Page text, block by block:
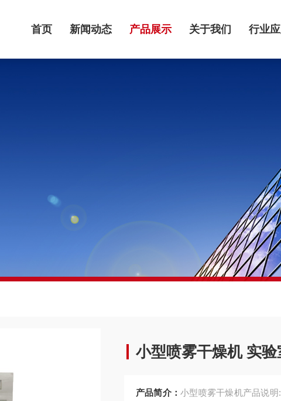
首页 新闻动态 产品展示 关于我们 行业
小型喷雾干燥机 实
产品简介：小型喷雾干燥机产品说